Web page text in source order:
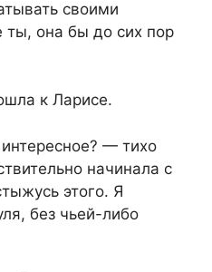
своими
ты, она бы до сих пор
к Ларисе.
— тихо
начинала с
этого. Я
без чьей-либо